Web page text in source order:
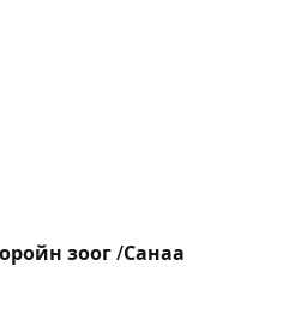
зоог /Санаа